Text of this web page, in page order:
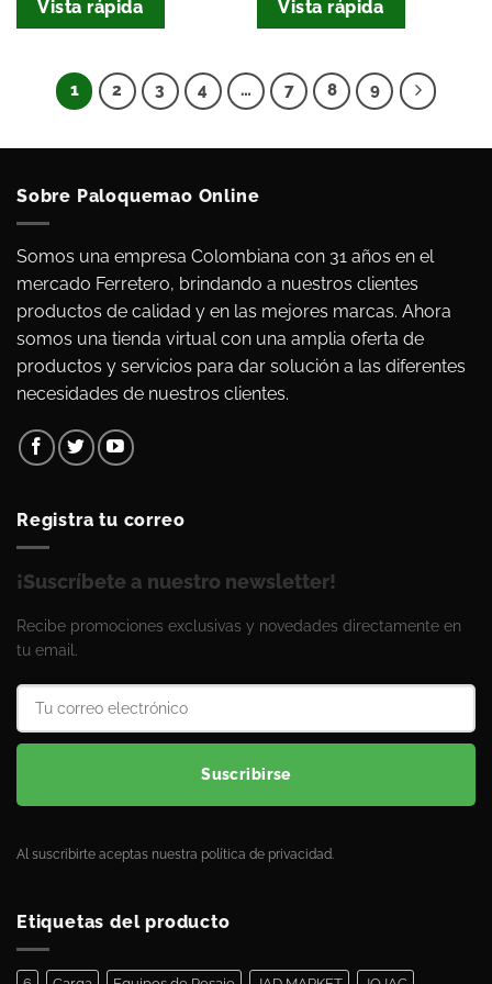
Vista rápida Vista rápida
1 2 3 4 … 7 8 9
Sobre Paloquemao Online
Somos una empresa Colombiana con 31 años en el
mercado Ferretero, brindando a nuestros clientes
productos de calidad y en las mejores marcas. Ahora
somos una tienda virtual con una amplia oferta de
productos y servicios para dar solución a las diferentes
necesidades de nuestros clientes.
Registra tu correo
¡Suscríbete a nuestro newsletter!
Recibe promociones exclusivas y novedades directamente en
tu email.
Suscribirse
Al suscribirte aceptas nuestra política de privacidad.
Etiquetas del producto